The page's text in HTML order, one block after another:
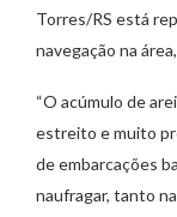
Torres/RS está
navegação na
“O acúmulo de
estreito e muito
de embarcações
naufragar, tanto